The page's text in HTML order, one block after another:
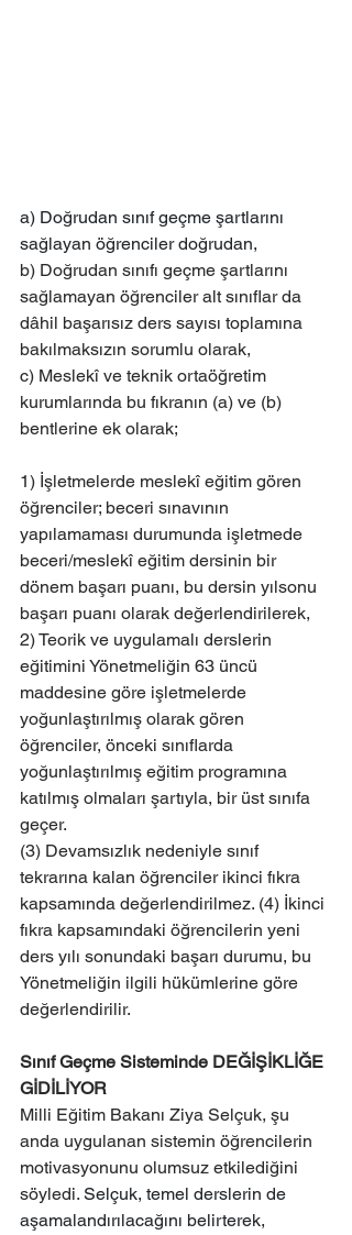
a) Doğrudan sınıf geçme şartlarını
sağlayan öğrenciler doğrudan,
b) Doğrudan sınıfı geçme şartlarını
sağlamayan öğrenciler alt sınıflar da
dâhil başarısız ders sayısı toplamına
bakılmaksızın sorumlu olarak,
c) Meslekî ve teknik ortaöğretim
kurumlarında bu fıkranın (a) ve (b)
bentlerine ek olarak;
1) İşletmelerde meslekî eğitim gören
öğrenciler; beceri sınavının
yapılamaması durumunda işletmede
beceri/meslekî eğitim dersinin bir
dönem başarı puanı, bu dersin yılsonu
başarı puanı olarak değerlendirilerek,
2) Teorik ve uygulamalı derslerin
eğitimini Yönetmeliğin 63 üncü
maddesine göre işletmelerde
yoğunlaştırılmış olarak gören
öğrenciler, önceki sınıflarda
yoğunlaştırılmış eğitim programına
katılmış olmaları şartıyla, bir üst sınıfa
geçer.
(3) Devamsızlık nedeniyle sınıf
tekrarına kalan öğrenciler ikinci fıkra
kapsamında değerlendirilmez. (4) İkinci
fıkra kapsamındaki öğrencilerin yeni
ders yılı sonundaki başarı durumu, bu
Yönetmeliğin ilgili hükümlerine göre
değerlendirilir.
Sınıf Geçme Sisteminde DEĞİŞİKLİĞE
GİDİLİYOR
Milli Eğitim Bakanı Ziya Selçuk, şu
anda uygulanan sistemin öğrencilerin
motivasyonunu olumsuz etkilediğini
söyledi. Selçuk, temel derslerin de
aşamalandırılacağını belirterek,